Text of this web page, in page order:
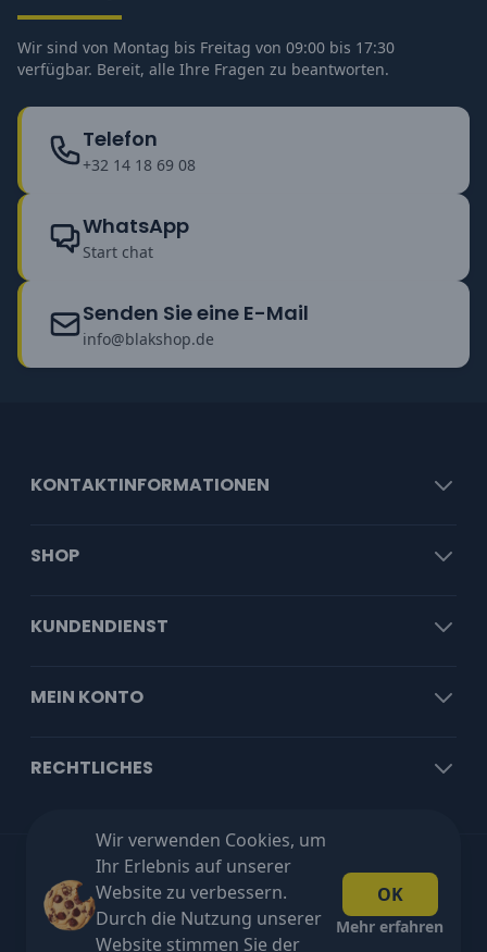
Wir verwenden Cookies, um
Ihr Erlebnis auf unserer
Website zu verbessern.
Durch die Nutzung unserer
Website stimmen Sie der
OK
Mehr erfahren
Wir sind von Montag bis Freitag von 09:00 bis 17:30
verfügbar. Bereit, alle Ihre Fragen zu beantworten.
Telefon
+32 14 18 69 08
WhatsApp
Start chat
Senden Sie eine E-Mail
info@blakshop.de
KONTAKTINFORMATIONEN
SHOP
KUNDENDIENST
MEIN KONTO
RECHTLICHES
Kostenloser Versand ab €100 exkl. MwSt!